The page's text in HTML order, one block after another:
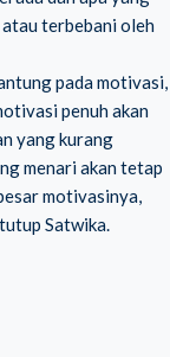
terbebani oleh
pada motivasi,
penuh akan
yang kurang
menari akan tetap
motivasinya,
Satwika.